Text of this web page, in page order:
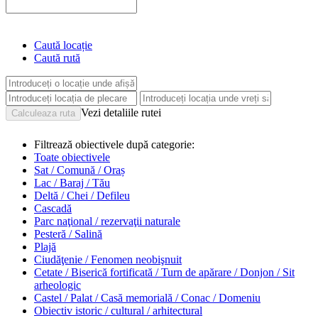
Caută locație
Caută rută
Vezi detaliile rutei
Filtrează obiectivele după categorie:
Toate obiectivele
Sat / Comună / Oraș
Lac / Baraj / Tău
Deltă / Chei / Defileu
Cascadă
Parc naţional / rezervaţii naturale
Pesteră / Salină
Plajă
Ciudăţenie / Fenomen neobişnuit
Cetate / Biserică fortificată / Turn de apărare / Donjon / Sit
arheologic
Castel / Palat / Casă memorială / Conac / Domeniu
Obiectiv istoric / cultural / arhitectural